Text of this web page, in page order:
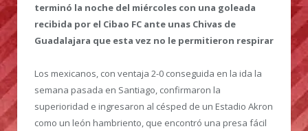
terminó la noche del miércoles con una goleada
recibida por el Cibao FC ante unas Chivas de
Guadalajara que esta vez no le permitieron respirar
Los mexicanos, con ventaja 2-0 conseguida en la ida la
semana pasada en Santiago, confirmaron la
superioridad e ingresaron al césped de un Estadio Akron
como un león hambriento, que encontró una presa fácil